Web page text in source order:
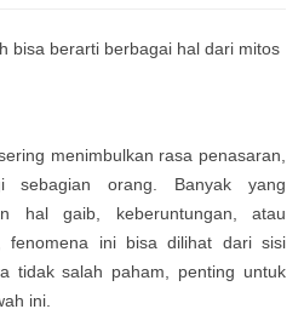
menimbulkan rasa penasaran,
sebagian orang. Banyak yang
hal gaib, keberuntungan, atau
fenomena ini bisa dilihat dari sisi
tidak salah paham, penting untuk
ini.